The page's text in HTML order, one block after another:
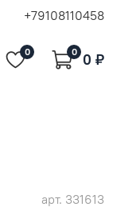
+79108110458
0 0 0 ₽
арт. 331613